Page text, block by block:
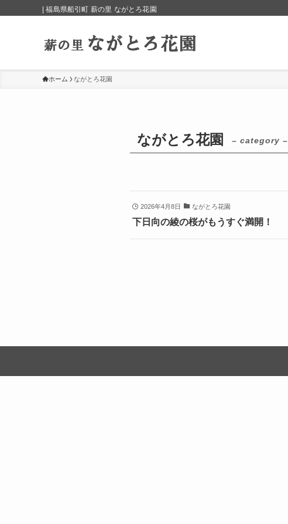
| 福島県船引町 薪の里 ながとろ花園
ホーム ながとろ花園
ながとろ花園 – category –
2026年4月8日 ながとろ花園
下日向の綾の桜がもうすぐ満開！